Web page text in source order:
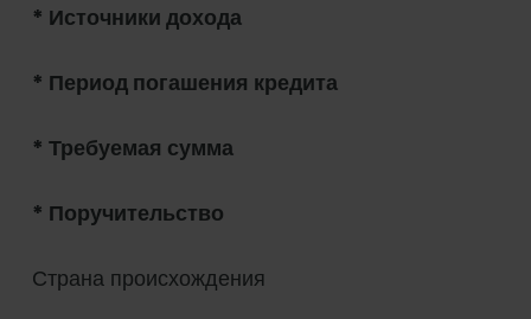
* Источники дохода
* Период погашения кредита
* Требуемая сумма
* Поручительство
Страна происхождения